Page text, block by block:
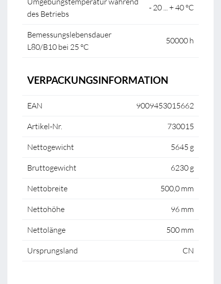
des Betriebs
- 20 ... + 40 °C
Bemessungslebensdauer
L80/B10 bei 25 °C
50000 h
VERPACKUNGSINFORMATION
EAN 9009453015662
Artikel-Nr. 730015
Nettogewicht 5645 g
Bruttogewicht 6230 g
Nettobreite 500,0 mm
Nettohöhe 96 mm
Nettolänge 500 mm
Ursprungsland CN